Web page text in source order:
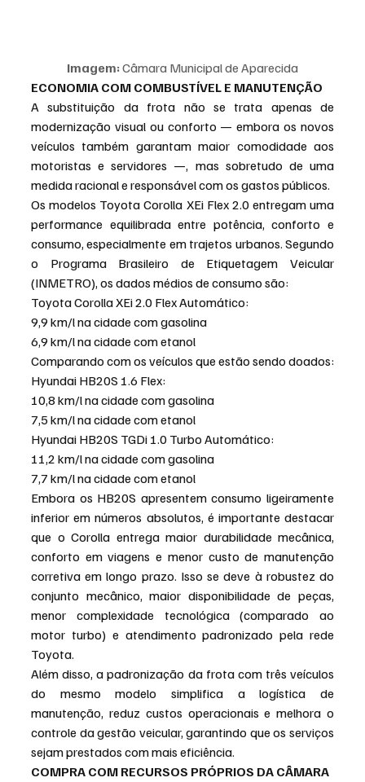
Imagem: Câmara Municipal de Aparecida
ECONOMIA COM COMBUSTÍVEL E MANUTENÇÃO
A substituição da frota não se trata apenas de
modernização visual ou conforto — embora os novos
veículos também garantam maior comodidade aos
motoristas e servidores —, mas sobretudo de uma
medida racional e responsável com os gastos públicos.
Os modelos Toyota Corolla XEi Flex 2.0 entregam uma
performance equilibrada entre potência, conforto e
consumo, especialmente em trajetos urbanos. Segundo
o Programa Brasileiro de Etiquetagem Veicular
(INMETRO), os dados médios de consumo são:
Toyota Corolla XEi 2.0 Flex Automático:
9,9 km/l na cidade com gasolina
6,9 km/l na cidade com etanol
Comparando com os veículos que estão sendo doados:
Hyundai HB20S 1.6 Flex:
10,8 km/l na cidade com gasolina
7,5 km/l na cidade com etanol
Hyundai HB20S TGDi 1.0 Turbo Automático:
11,2 km/l na cidade com gasolina
7,7 km/l na cidade com etanol
Embora os HB20S apresentem consumo ligeiramente
inferior em números absolutos, é importante destacar
que o Corolla entrega maior durabilidade mecânica,
conforto em viagens e menor custo de manutenção
corretiva em longo prazo. Isso se deve à robustez do
conjunto mecânico, maior disponibilidade de peças,
menor complexidade tecnológica (comparado ao
motor turbo) e atendimento padronizado pela rede
Toyota.
Além disso, a padronização da frota com três veículos
do mesmo modelo simplifica a logística de
manutenção, reduz custos operacionais e melhora o
controle da gestão veicular, garantindo que os serviços
sejam prestados com mais eficiência.
COMPRA COM RECURSOS PRÓPRIOS DA CÂMARA